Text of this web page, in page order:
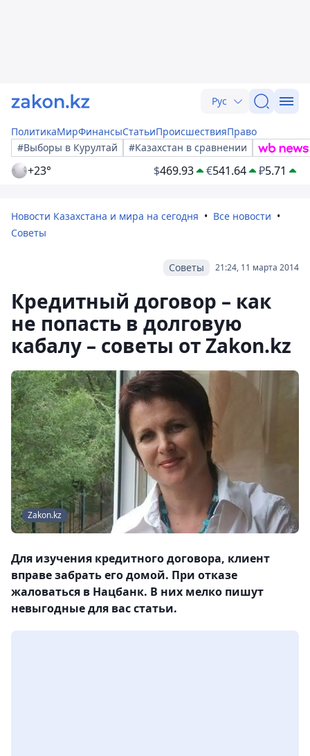
Рус
ПолитикаМирФинансыСтатьиПроисшествияПраво
#Выборы в Курултай
#Казахстан в сравнении
+23° $469.93 €541.64 ₽5.71
Новости Казахстана и мира на сегодня
Все новости
Советы
21:24, 11 марта 2014
Советы
Кредитный договор – как
не попасть в долговую
кабалу – советы от Zakon.kz
Zakon.kz
Для изучения кредитного договора, клиент
вправе забрать его домой. При отказе
жаловаться в Нацбанк. В них мелко пишут
невыгодные для вас статьи.